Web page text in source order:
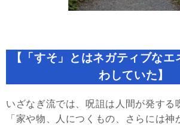
【「すそ」とはネガティブな
わしていた】
いざなぎ流では、呪詛は人間が発する
「家や物、人につくもの、さらには神